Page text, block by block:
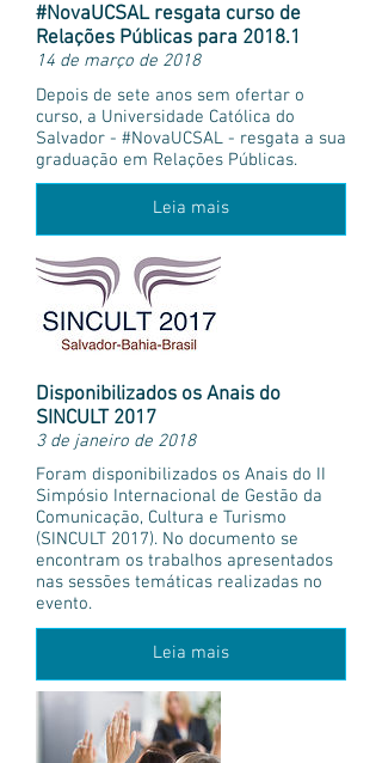
#NovaUCSAL resgata curso de
Relações Públicas para 2018.1
14 de março de 2018
Depois de sete anos sem ofertar o
curso, a Universidade Católica do
Salvador - #NovaUCSAL - resgata a sua
graduação em Relações Públicas.
Leia mais
Disponibilizados os Anais do
SINCULT 2017
3 de janeiro de 2018
Foram disponibilizados os Anais do II
Simpósio Internacional de Gestão da
Comunicação, Cultura e Turismo
(SINCULT 2017). No documento se
encontram os trabalhos apresentados
nas sessões temáticas realizadas no
evento.
Leia mais